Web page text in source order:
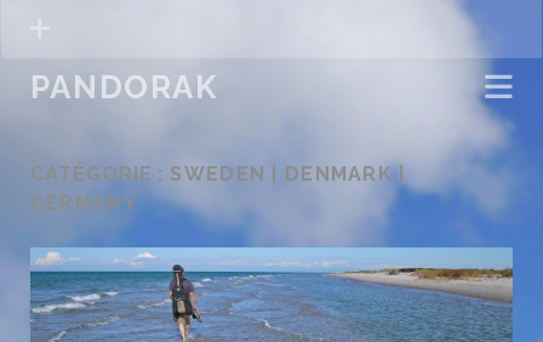
PANDORAK
CATÉGORIE : SWEDEN | DENMARK |
GERMANY